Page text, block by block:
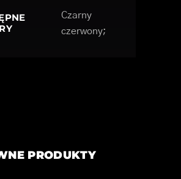
Czarny
czerwony;
PRODUKTY